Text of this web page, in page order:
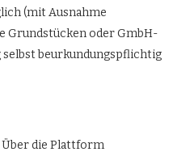
(mit Ausnahme
Grundstücken oder GmbH-
beurkundungspflichtig
Über die Plattform